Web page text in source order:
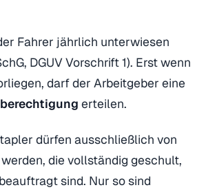
Fahrer jährlich unterwiesen
DGUV Vorschrift 1). Erst wenn
darf der Arbeitgeber eine
erteilen.
dürfen ausschließlich von
die vollständig geschult,
sind. Nur so sind